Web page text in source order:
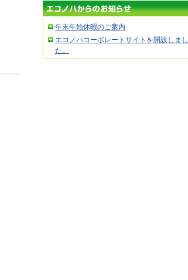
年末年始休暇のご案内
エコノハコーポレートサイトを開設しまし
た。